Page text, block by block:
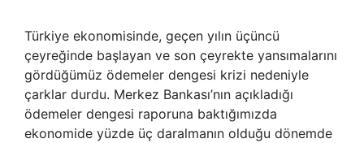
Türkiye ekonomisinde, geçen yılın üçüncü
çeyreğinde başlayan ve son çeyrekte yansımalarını
gördüğümüz ödemeler dengesi krizi nedeniyle
çarklar durdu. Merkez Bankası’nın açıkladığı
ödemeler dengesi raporuna baktığımızda
ekonomide yüzde üç daralmanın olduğu dönemde